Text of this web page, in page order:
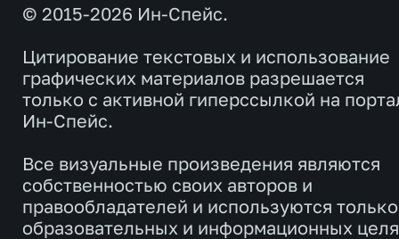
© 2015-2026 Ин-Спейс.
Цитирование текстовых и использование
графических материалов разрешается
только с активной гиперссылкой на
Ин-Спейс.
Все визуальные произведения являются
собственностью своих авторов и
правообладателей и используются
образовательных и информационных